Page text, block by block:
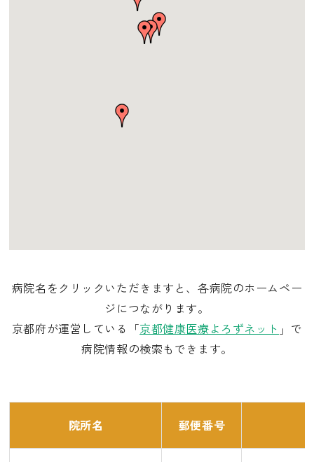
病院名をクリックいただきますと、各病院のホームペー
ジにつながります。
京都府が運営している「京都健康医療よろずネット 」で
病院情報の検索もできます。
院所名 郵便番号